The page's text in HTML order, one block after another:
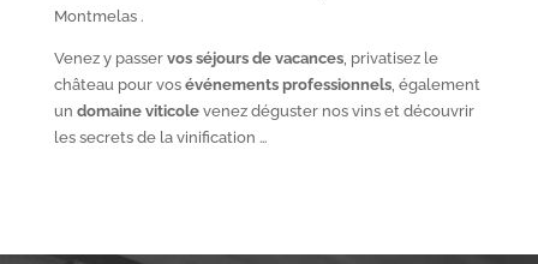
Montmelas .
Venez y passer vos séjours de vacances, privatisez le
château pour vos événements professionnels, également
un domaine viticolevenez déguster nos vins et découvrir
les secrets de la vinification …